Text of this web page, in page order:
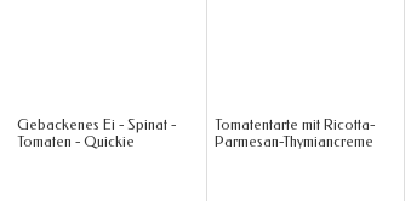
Gebackenes Ei - Spinat -
Tomaten - Quickie
Tomatentarte mit Ricotta-
Parmesan-Thymiancreme